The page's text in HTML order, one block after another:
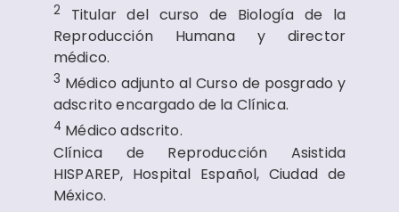
2 Titular del curso de Biología de la
Reproducción Humana y director
médico.
3 Médico adjunto al Curso de posgrado y
adscrito encargado de la Clínica.
4 Médico adscrito.
Clínica de Reproducción Asistida
HISPAREP, Hospital Español, Ciudad de
México.